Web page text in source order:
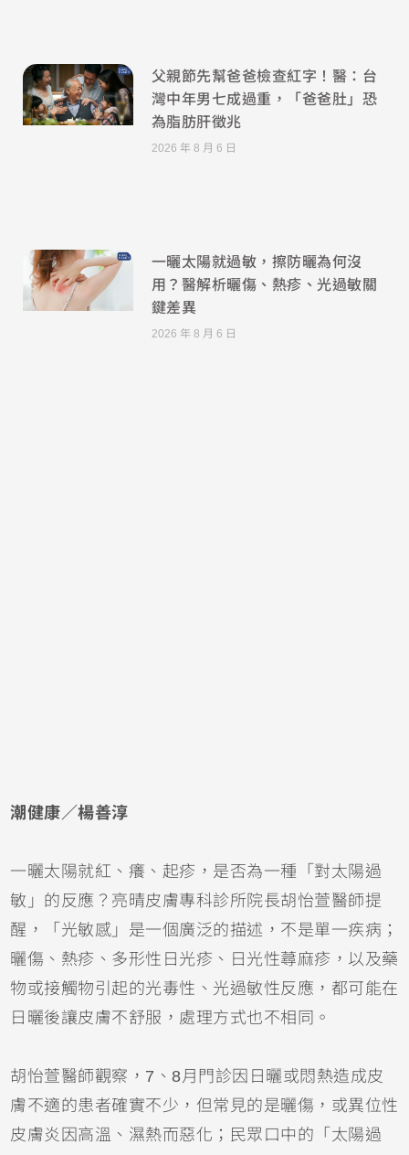
父親節先幫爸爸檢查紅字！醫：台
灣中年男七成過重，「爸爸肚」恐
為脂肪肝徵兆
2026 年 8 月 6 日
一曬太陽就過敏，擦防曬為何沒
用？醫解析曬傷、熱疹、光過敏關
鍵差異
2026 年 8 月 6 日
潮健康／楊善淳
一曬太陽就紅、癢、起疹，是否為一種「對太陽過
敏」的反應？亮晴皮膚專科診所院長胡怡萱醫師提
醒，「光敏感」是一個廣泛的描述，不是單一疾病；
曬傷 、熱疹、多形性日光疹、日光性蕁麻疹 ，以及藥
物或接觸物引起的光毒性、光過敏性反應，都可能在
日曬後讓皮膚不舒服，處理方式也不相同。
胡怡萱醫師觀察，7、8月門診因日曬或悶熱造成皮
膚不適的患者確實不少，但常見的是曬傷，或異位性
皮膚炎 因高溫、濕熱而惡化；民眾口中的「太陽過